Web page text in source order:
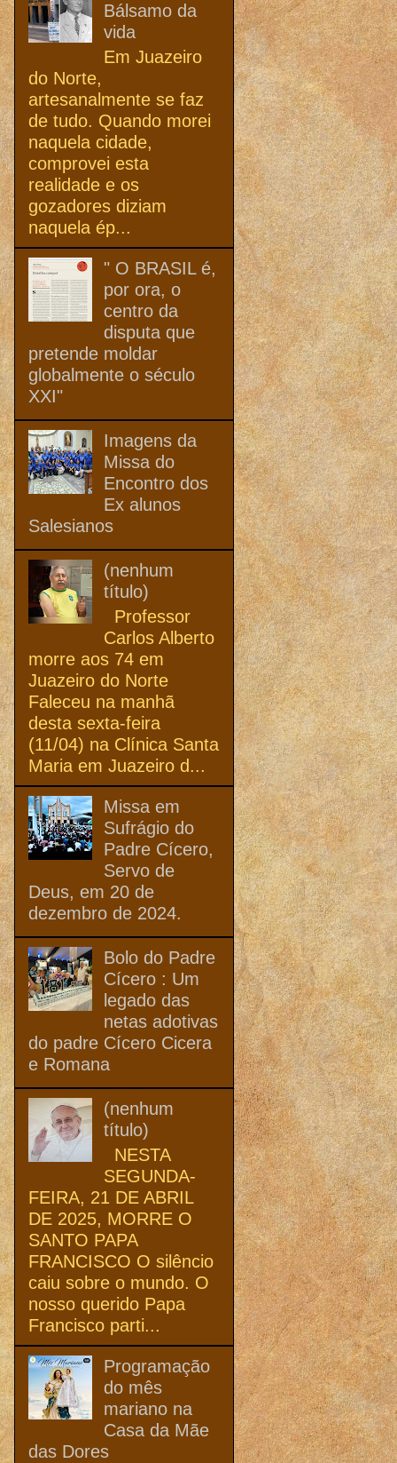
Bálsamo da
vida
Em Juazeiro
do Norte,
artesanalmente se faz
de tudo. Quando morei
naquela cidade,
comprovei esta
realidade e os
gozadores diziam
naquela ép...
" O BRASIL é,
por ora, o
centro da
disputa que
pretende moldar
globalmente o século
XXI"
Imagens da
Missa do
Encontro dos
Ex alunos
Salesianos
(nenhum
título)
Professor
Carlos Alberto
morre aos 74 em
Juazeiro do Norte
Faleceu na manhã
desta sexta-feira
(11/04) na Clínica Santa
Maria em Juazeiro d...
Missa em
Sufrágio do
Padre Cícero,
Servo de
Deus, em 20 de
dezembro de 2024.
Bolo do Padre
Cícero : Um
legado das
netas adotivas
do padre Cícero Cicera
e Romana
(nenhum
título)
NESTA
SEGUNDA-
FEIRA, 21 DE ABRIL
DE 2025, MORRE O
SANTO PAPA
FRANCISCO O silêncio
caiu sobre o mundo. O
nosso querido Papa
Francisco parti...
Programação
do mês
mariano na
Casa da Mãe
das Dores